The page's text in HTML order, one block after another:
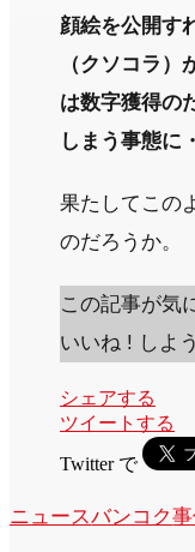
顔絵を公開す
（クソコラ
は数字獲得の
しまう事態に
果たしてこの
のだろうか。
この記事が気
いいね ! しよう
シェアする
ツイートする
Twitter で
ニュースバンコク